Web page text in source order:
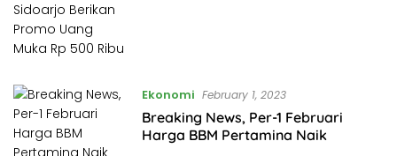
Ekonomi February 1, 2023
Breaking News, Per-1 Februari
Harga BBM Pertamina Naik